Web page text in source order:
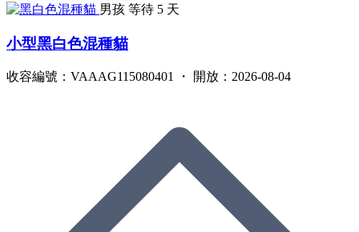
男孩 等待 5 天
小型黑白色混種貓
收容編號：VAAAG115080401 ・ 開放：2026-08-04